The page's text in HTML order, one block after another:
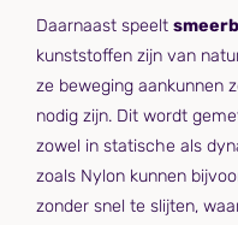
Daarnaast speelt
kunststoffen zijn van
ze beweging aankunnen
nodig zijn. Dit wordt
zowel in statische als
zoals Nylon kunnen
zonder snel te slijten,